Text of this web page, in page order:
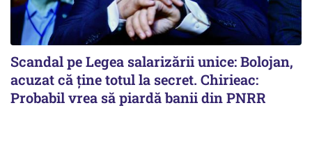
Scandal pe Legea salarizării unice: Bolojan,
acuzat că ține totul la secret. Chirieac:
Probabil vrea să piardă banii din PNRR